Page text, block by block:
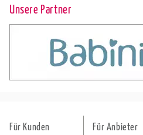
Unsere Partner
Für Kunden Für Anbieter